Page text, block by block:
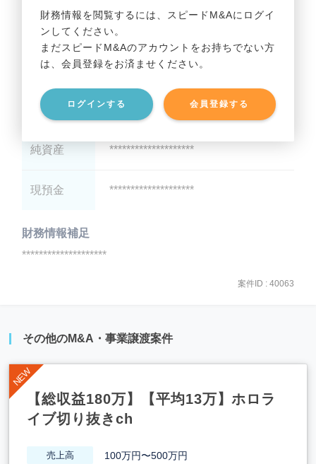
財務情報を閲覧するには、スピードM&Aにログイ
ンしてください。
まだスピードM&Aのアカウントをお持ちでない方
は、会員登録をお済ませください。
ログインする 会員登録する
貸借対照表（B/S）
総資産 ********************
有利子負債 ********************
純資産 ********************
現預金 ********************
財務情報補足
********************
案件ID : 40063
その他のM&A・事業譲渡案件
【総収益180万】【平均13万】ホロラ
イブ切り抜きch
売上高 100万円〜500万円